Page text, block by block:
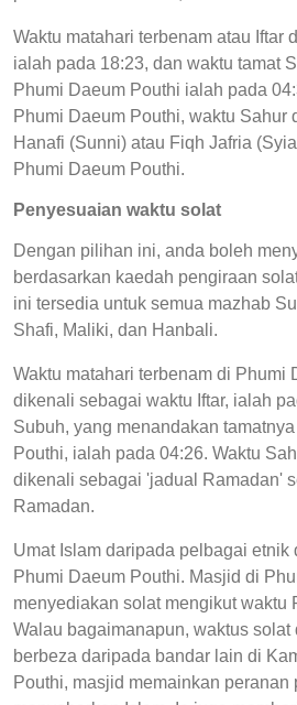
Waktu matahari terbenam atau Iftar
ialah pada 18:23, dan waktu tamat
Phumi Daeum Pouthi ialah pada
Phumi Daeum Pouthi, waktu Sahur
Hanafi (Sunni) atau Fiqh Jafria
Phumi Daeum Pouthi.
Penyesuaian waktu solat
Dengan pilihan ini, anda boleh
berdasarkan kaedah pengiraan
ini tersedia untuk semua mazhab
Shafi, Maliki, dan Hanbali.
Waktu matahari terbenam di Phumi
dikenali sebagai waktu Iftar, ialah
Subuh, yang menandakan
Pouthi, ialah pada 04:26. Waktu
dikenali sebagai 'jadual Ramadan'
Ramadan.
Umat Islam daripada pelbagai etnik
Phumi Daeum Pouthi. Masjid di
menyediakan solat mengikut waktu
Walau bagaimanapun, waktus
berbeza daripada bandar lain di
Pouthi, masjid memainkan peranan